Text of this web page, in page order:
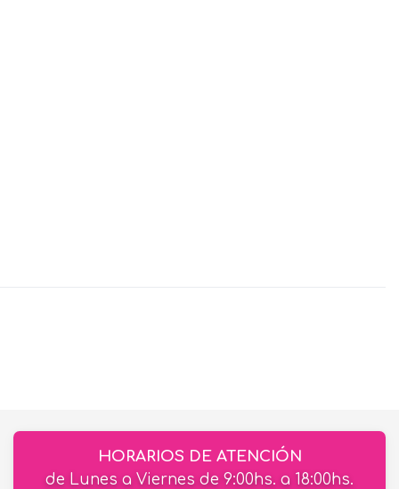
HORARIOS DE ATENCIÓN
de Lunes a Viernes de 9:00hs. a 18:00hs.